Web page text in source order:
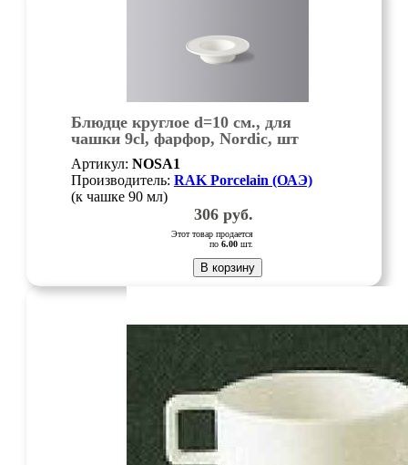
Блюдце круглое d=10 см., для
чашки 9cl, фарфор, Nordic, шт
Артикул: NOSA1
Производитель: RAK Porcelain (ОАЭ)
(к чашке 90 мл)
306руб.
Этот товар продается
по 6.00шт.
В корзину